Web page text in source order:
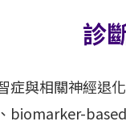
診
症與相關神經退
biomarker-